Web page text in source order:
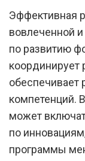
Эффективная
вовлеченной
по развитию
координирует
обеспечивает
компетенций.
может
по
программы